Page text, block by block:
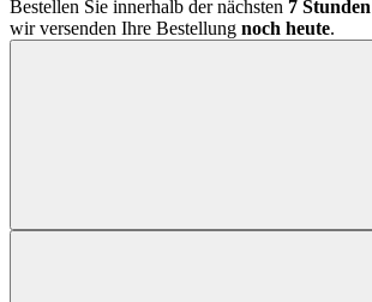
Bestellen Sie innerhalb der nächsten 7 Stunden
wir versenden Ihre Bestellung noch heute.